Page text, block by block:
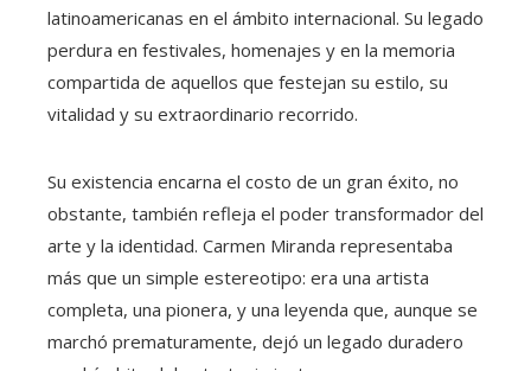
latinoamericanas en el ámbito internacional. Su legado
perdura en festivales, homenajes y en la memoria
compartida de aquellos que festejan su estilo, su
vitalidad y su extraordinario recorrido.
Su existencia encarna el costo de un gran éxito, no
obstante, también refleja el poder transformador del
arte y la identidad. Carmen Miranda representaba
más que un simple estereotipo: era una artista
completa, una pionera, y una leyenda que, aunque se
marchó prematuramente, dejó un legado duradero